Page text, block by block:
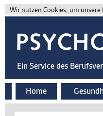
Wir nutzen Cookies, um unsere
Ein Service des
Home